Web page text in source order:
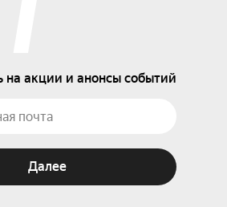
на акции и анонсы событий
Далее